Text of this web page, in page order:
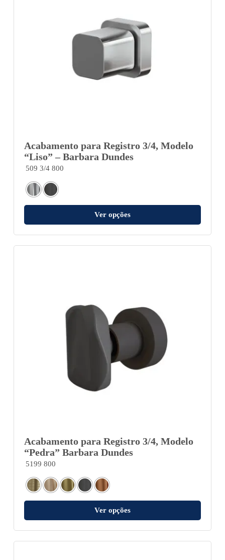
Acabamento para Registro 3/4, Modelo
“Liso” – Barbara Dundes
509 3/4 800
Ver opções
Acabamento para Registro 3/4, Modelo
“Pedra” Barbara Dundes
5199 800
Ver opções